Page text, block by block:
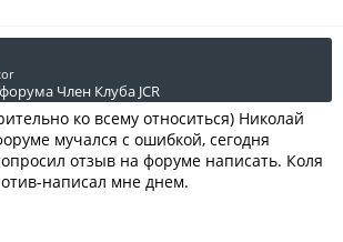
Член Клуба JCR
ко всему относиться) Николай
мучался с ошибкой, сегодня
отзыв на форуме написать. Коля
написал мне днем.